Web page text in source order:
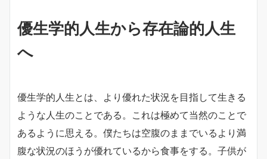
優生学的人生から存在論的人生
へ
優生学的人生とは、より優れた状況を目指して生きる
ような人生のことである。これは極めて当然のことで
あるように思える。僕たちは空腹のままでいるより満
腹な状況のほうが優れているから食事をする。子供が